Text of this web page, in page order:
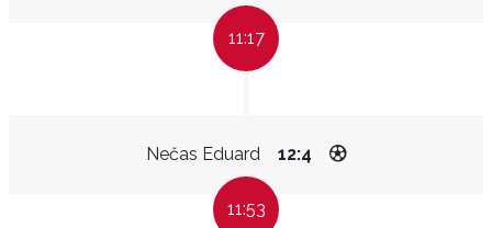
11:17
Nečas Eduard 12:4
11:53